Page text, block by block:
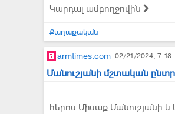
Կարդալ ամբողջովին
Քաղաքական
armtimes.com 02/21/2024, 7:18
Մանուշյանի մշտական
հերոս Միսաք Մանուշյանի և